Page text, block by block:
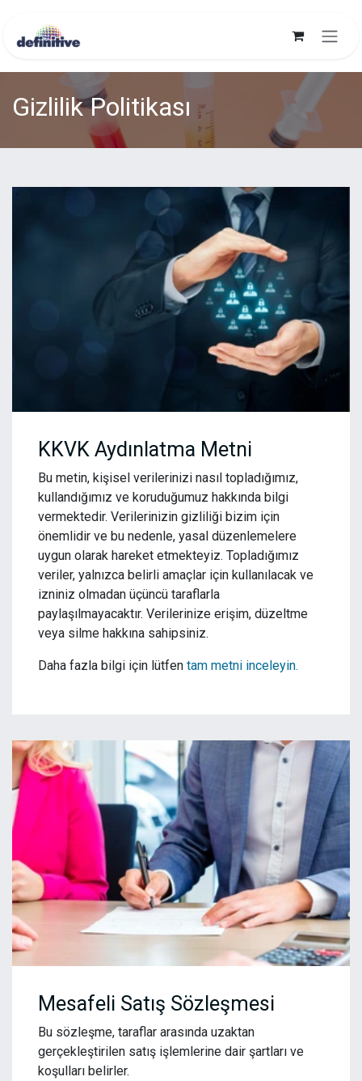
Gizlilik Politikası
KKVK Aydınlatma Metni
Bu metin, kişisel verilerinizi nasıl topladığımız,
kullandığımız ve koruduğumuz hakkında bilgi
vermektedir. Verilerinizin gizliliği bizim için
önemlidir ve bu nedenle, yasal düzenlemelere
uygun olarak hareket etmekteyiz. Topladığımız
veriler, yalnızca belirli amaçlar için kullanılacak ve
izniniz olmadan üçüncü taraflarla
paylaşılmayacaktır. Verilerinize erişim, düzeltme
veya silme hakkına sahipsiniz.
Daha fazla bilgi için lütfen tam metni inceleyin.
Mesafeli Satış Sözleşmesi
Bu sözleşme, taraflar arasında uzaktan
gerçekleştirilen satış işlemlerine dair şartları ve
koşulları belirler.